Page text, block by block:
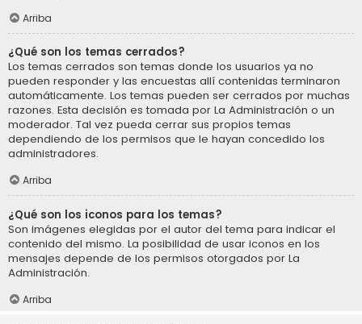
Arriba
¿Qué son los temas cerrados?
Los temas cerrados son temas donde los usuarios ya no
pueden responder y las encuestas allí contenidas terminaron
automáticamente. Los temas pueden ser cerrados por muchas
razones. Esta decisión es tomada por La Administración o un
moderador. Tal vez pueda cerrar sus propios temas
dependiendo de los permisos que le hayan concedido los
administradores.
Arriba
¿Qué son los iconos para los temas?
Son imágenes elegidas por el autor del tema para indicar el
contenido del mismo. La posibilidad de usar iconos en los
mensajes depende de los permisos otorgados por La
Administración.
Arriba